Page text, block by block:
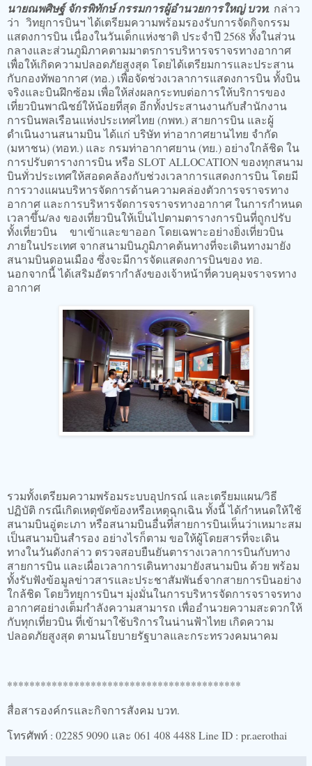
นายณพศิษฐ์ จักรพิทักษ์ กรรมการผู้อำนวยการใหญ่ บวท. กล่าว
ว่า วิทยุการบินฯ ได้เตรียมความพร้อมรองรับการจัดกิจกรรม
แสดงการบิน เนื่องในวันเด็กแห่งชาติ ประจำปี 2568 ทั้งในส่วน
กลางและส่วนภูมิภาคตามมาตรการบริหารจราจรทางอากาศ
เพื่อให้เกิดความปลอดภัยสูงสุด โดยได้เตรียมการและประสาน
กับกองทัพอากาศ (ทอ.) เพื่อจัดช่วงเวลาการแสดงการบิน ทั้งบิน
จริงและบินฝึกซ้อม เพื่อให้ส่งผลกระทบต่อการให้บริการของ
เที่ยวบินพาณิชย์ให้น้อยที่สุด อีกทั้งประสานงานกับสำนักงาน
การบินพลเรือนแห่งประเทศไทย (กพท.) สายการบิน และผู้
ดำเนินงานสนามบิน ได้แก่ บริษัท ท่าอากาศยานไทย จำกัด
(มหาชน) (ทอท.) และ กรมท่าอากาศยาน (ทย.) อย่างใกล้ชิด ใน
การปรับตารางการบิน หรือ SLOT ALLOCATION ของทุกสนาม
บินทั่วประเทศให้สอดคล้องกับช่วงเวลาการแสดงการบิน โดยมี
การวางแผนบริหารจัดการด้านความคล่องตัวการจราจรทาง
อากาศ และการบริหารจัดการจราจรทางอากาศ ในการกำหนด
เวลาขึ้น/ลง ของเที่ยวบินให้เป็นไปตามตารางการบินที่ถูกปรับ
ทั้งเที่ยวบิน ขาเข้าและขาออก โดยเฉพาะอย่างยิ่งเที่ยวบิน
ภายในประเทศ จากสนามบินภูมิภาคต้นทางที่จะเดินทางมายัง
สนามบินดอนเมือง ซึ่งจะมีการจัดแสดงการบินของ ทอ.
นอกจากนี้ ได้เสริมอัตรากำลังของเจ้าหน้าที่ควบคุมจราจรทาง
อากาศ
รวมทั้งเตรียมความพร้อมระบบอุปกรณ์ และเตรียมแผน/วิธี
ปฏิบัติ กรณีเกิดเหตุขัดข้องหรือเหตุฉุกเฉิน ทั้งนี้ ได้กำหนดให้ใช้
สนามบินอู่ตะเภา หรือสนามบินอื่นที่สายการบินเห็นว่าเหมาะสม
เป็นสนามบินสำรอง อย่างไรก็ตาม ขอให้ผู้โดยสารที่จะเดิน
ทางในวันดังกล่าว ตรวจสอบยืนยันตารางเวลาการบินกับทาง
สายการบิน และเผื่อเวลาการเดินทางมายังสนามบิน ด้วย พร้อม
ทั้งรับฟังข้อมูลข่าวสารและประชาสัมพันธ์จากสายการบินอย่าง
ใกล้ชิด โดยวิทยุการบินฯ มุ่งมั่นในการบริหารจัดการจราจรทาง
อากาศอย่างเต็มกำลังความสามารถ เพื่ออำนวยความสะดวกให้
กับทุกเที่ยวบิน ที่เข้ามาใช้บริการในน่านฟ้าไทย เกิดความ
ปลอดภัยสูงสุด ตามนโยบายรัฐบาลและกระทรวงคมนาคม
******************************************
สื่อสารองค์กรและกิจการสังคม บวท.
โทรศัพท์ : 02285 9090 และ 061 408 4488 Line ID : pr.aerothai